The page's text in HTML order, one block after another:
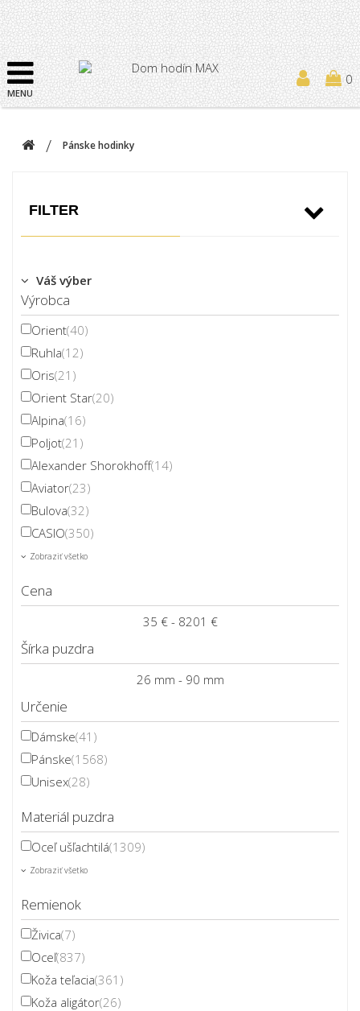
MENU
0
Pánske hodinky
FILTER
Váš výber
Výrobca
Orient(40)
Ruhla(12)
Oris(21)
Orient Star(20)
Alpina(16)
Poljot(21)
Alexander Shorokhoff(14)
Aviator(23)
Bulova(32)
CASIO(350)
Zobraziť všetko
Cena
35 € - 8201 €
Šírka puzdra
26 mm - 90 mm
Určenie
Dámske(41)
Pánske(1568)
Unisex(28)
Materiál puzdra
Oceľ ušľachtilá(1309)
Zobraziť všetko
Remienok
Živica(7)
Oceľ(837)
Koža teľacia(361)
Koža aligátor(26)